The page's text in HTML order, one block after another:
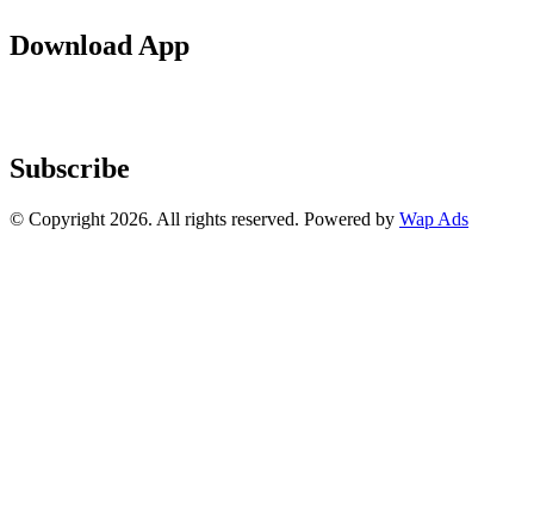
Download App
Subscribe
© Copyright 2026. All rights reserved. Powered by Wap Ads